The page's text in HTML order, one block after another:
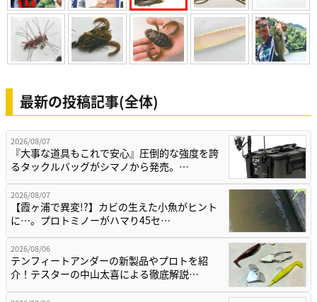
最新の投稿記事(全体)
2026/08/07
『大事な道具もこれで安心』圧倒的な強度を誇
るタックルバッグがシマノから発売。…
2026/08/07
【霞ヶ浦で異変!?】カビの生えた小魚がヒント
に…。プロトミノーがハマり45セ…
2026/08/06
テンフィートアンダーの新製品やプロトを紹
介！テスターの中山太喜による徹底解説…